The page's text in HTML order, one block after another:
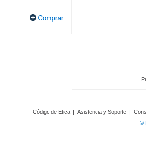
Código de Ética | Asistencia y Soporte |
©